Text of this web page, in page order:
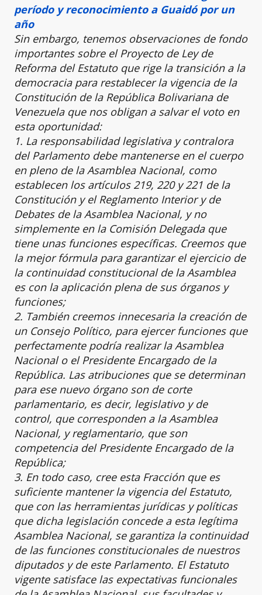
período y reconocimiento a Guaidó por un
año
Sin embargo, tenemos observaciones de fondo
importantes sobre el Proyecto de Ley de
Reforma del Estatuto que rige la transición a la
democracia para restablecer la vigencia de la
Constitución de la República Bolivariana de
Venezuela que nos obligan a salvar el voto en
esta oportunidad:
1. La responsabilidad legislativa y contralora
del Parlamento debe mantenerse en el cuerpo
en pleno de la Asamblea Nacional, como
establecen los artículos 219, 220 y 221 de la
Constitución y el Reglamento Interior y de
Debates de la Asamblea Nacional, y no
simplemente en la Comisión Delegada que
tiene unas funciones específicas. Creemos que
la mejor fórmula para garantizar el ejercicio de
la continuidad constitucional de la Asamblea
es con la aplicación plena de sus órganos y
funciones;
2. También creemos innecesaria la creación de
un Consejo Político, para ejercer funciones que
perfectamente podría realizar la Asamblea
Nacional o el Presidente Encargado de la
República. Las atribuciones que se determinan
para ese nuevo órgano son de corte
parlamentario, es decir, legislativo y de
control, que corresponden a la Asamblea
Nacional, y reglamentario, que son
competencia del Presidente Encargado de la
República;
3. En todo caso, cree esta Fracción que es
suficiente mantener la vigencia del Estatuto,
que con las herramientas jurídicas y políticas
que dicha legislación concede a esta legítima
Asamblea Nacional, se garantiza la continuidad
de las funciones constitucionales de nuestros
diputados y de este Parlamento. El Estatuto
vigente satisface las expectativas funcionales